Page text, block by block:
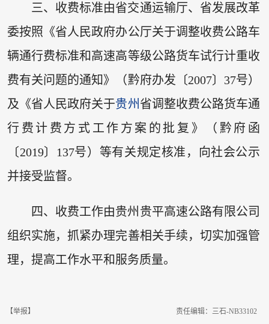
三、收费标准由省交通运输厅、省发展改革
委按照《省人民政府办公厅关于调整收费公路车
辆通行费标准和高速高等级公路货车试行计重收
费有关问题的通知》（黔府办发〔2007〕37号）
及《省人民政府关于贵州 省调整收费公路货车通
行费计费方式工作方案的批复》（黔府函
〔2019〕137号）等有关规定核准，向社会公示
并接受监督。
四、收费工作由贵州贵平高速公路有限公司
组织实施，抓紧办理完善相关手续，切实加强管
理，提高工作水平和服务质量。
【举报】 责任编辑：三石-NB33102